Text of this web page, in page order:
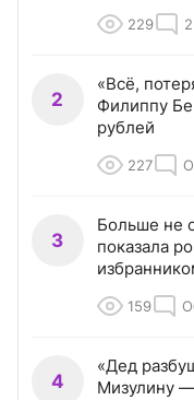
229 2
2
«Всё,
Филиппу
рублей
227
3
Больше не
показала
159
4
«Дед
Мизулину